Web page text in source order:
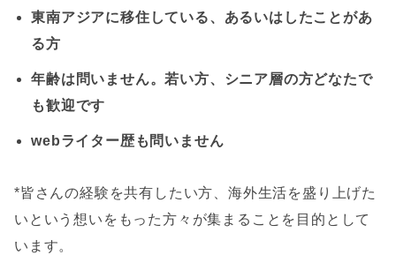
東南アジアに移住している、あるいはしたことがあ
る方
年齢は問いません。若い方、シニア層の方どなたで
も歓迎です
webライター歴も問いません
*皆さんの経験を共有したい方、海外生活を盛り上げた
いという想いをもった方々が集まることを目的として
います。